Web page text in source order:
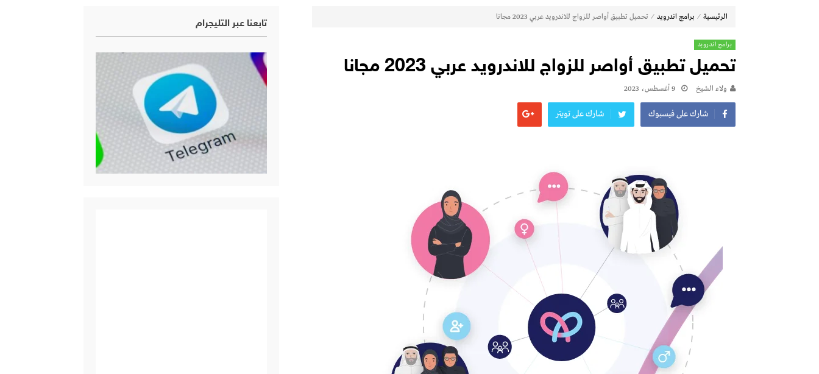
الرئيسية ⁄ برامج اندرويد ⁄ تحميل تطبيق أواصر للزواج للاندرويد عربي 2023 مجانا
برامج اندرويد
تحميل تطبيق أواصر للزواج للاندرويد عربي 2023 مجانا
ولاء الشيخ 9 أغسطس، 2023
شارك على فيسبوك شارك على تويتر
تابعنا عبر التليجرام